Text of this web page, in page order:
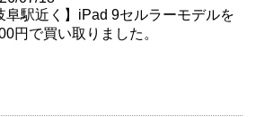
阜駅近く】iPad 9セルラーモデルを
円で買い取りました。